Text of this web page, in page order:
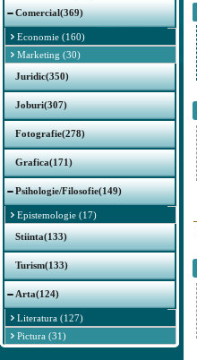
Comercial(369)
Economie (160)
Marketing (30)
Juridic(350)
Joburi(307)
Fotografie(278)
Grafica(171)
Psihologie/Filosofie(149)
Epistemologie (17)
Stiinta(133)
Turism(133)
Arta(124)
Literatura (127)
Pictura (31)